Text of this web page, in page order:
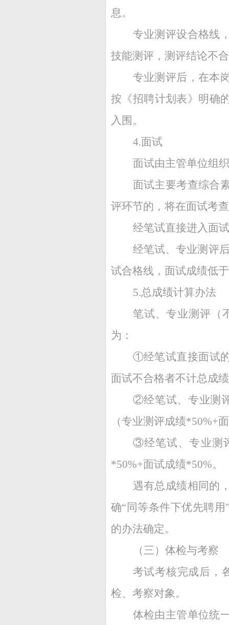
息。
专业测评设合格线
技能测评，测评结论不
专业测评后，在本
按《招聘计划表》明确
入围。
4.面试
面试由主管单位组
面试主要考查综合
评环节的，将在面试考
经笔试直接进入面
经笔试、专业测评
试合格线，面试成绩低
5.总成绩计算办法
笔试、专业测评（
为：
①经笔试直接面试
面试不合格者不计总成
②经笔试、专业测
（专业测评成绩*50%+
③经笔试、专业测
*50%+面试成绩*50%。
遇有总成绩相同的
确“同等条件下优先聘
的办法确定。
（三）体检与考察
考试考核完成后，
检、考察对象。
体检由主管单位统